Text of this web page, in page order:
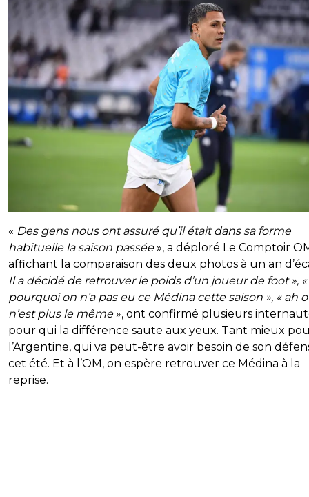
« Des gens nous ont assuré qu’il était dans sa forme
habituelle la saison passée», a déploré Le Comptoir
affichant la comparaison des deux photos à un an
Il a décidé de retrouver le poids d’un joueur de foot », «
pourquoi on n’a pas eu ce Médina cette saison », « ah
n’est plus le même», ont confirmé plusieurs
pour qui la différence saute aux yeux. Tant mieux
l’Argentine, qui va peut-être avoir besoin de son
cet été. Et à l’OM, on espère retrouver ce Médina à la
reprise.